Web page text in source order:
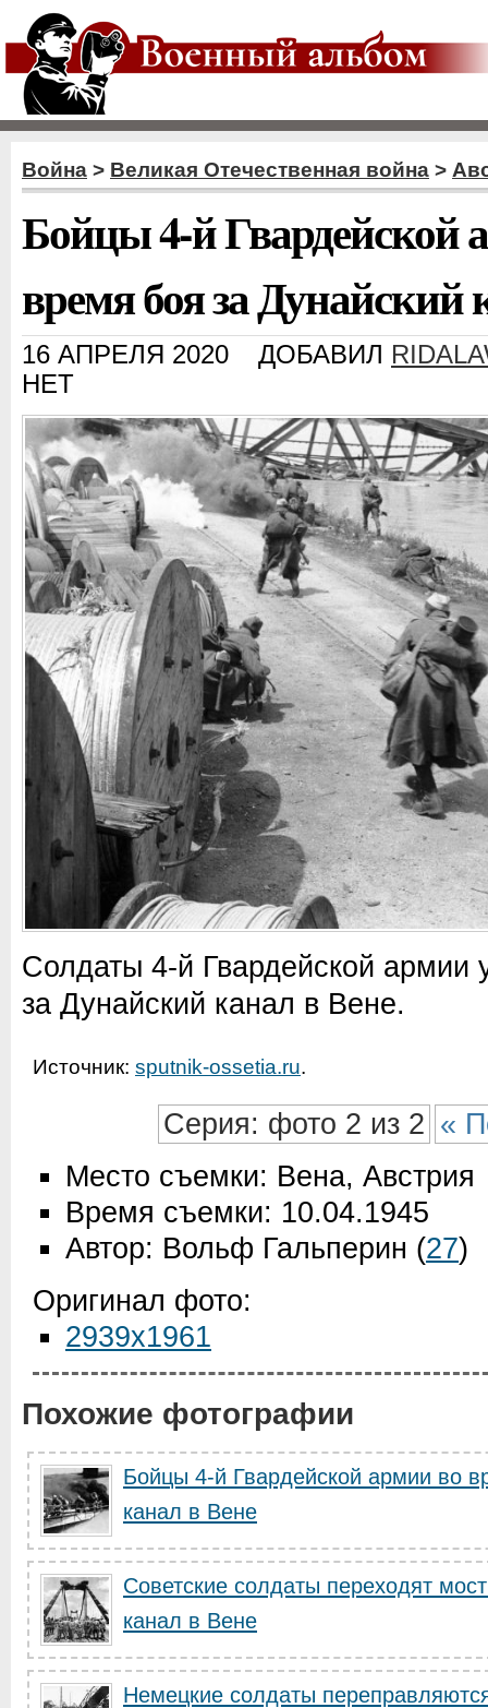
Война > Великая Отечественная война >
Бойцы 4-й Гвардейской
время боя за Дунайский
16 АПРЕЛЯ 2020 ДОБАВИЛ
НЕТ
Солдаты 4-й Гвардейской армии
за Дунайский канал в Вене.
Источник: sputnik-ossetia.ru.
Серия: фото 2 из 2 «
Место съемки: Вена, Австрия
Время съемки: 10.04.1945
Автор: Вольф Гальперин (27)
Оригинал фото:
2939x1961
Похожие фотографии
Бойцы 4-й Гвардейской армии во
канал в Вене
Советские солдаты переходят
канал в Вене
Немецкие солдаты